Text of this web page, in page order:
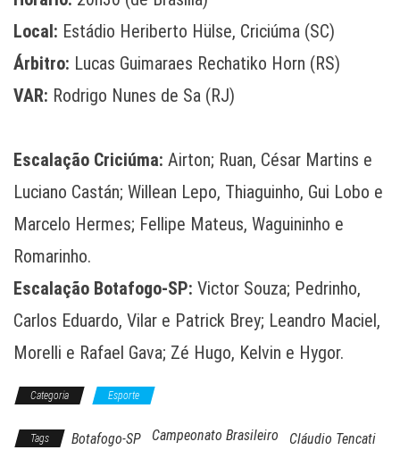
Local: Estádio Heriberto Hülse, Criciúma (SC)
Árbitro: Lucas Guimaraes Rechatiko Horn (RS)
VAR: Rodrigo Nunes de Sa (RJ)
Escalação Criciúma: Airton; Ruan, César Martins e
Luciano Castán; Willean Lepo, Thiaguinho, Gui Lobo e
Marcelo Hermes; Fellipe Mateus, Waguininho e
Romarinho.
Escalação Botafogo-SP: Victor Souza; Pedrinho,
Carlos Eduardo, Vilar e Patrick Brey; Leandro Maciel,
Morelli e Rafael Gava; Zé Hugo, Kelvin e Hygor.
Categoria Esporte
Tags Botafogo-SP Campeonato Brasileiro
Cláudio Tencati